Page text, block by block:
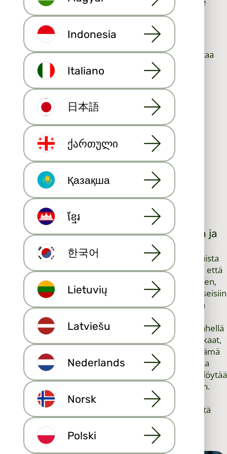
näkyvät asuntoportaaleissa.
Tarjoa vertailevia markkina-analyysejä
hinnoittelustrategioiden ohjaamiseksi.
Toimita läpinäkyvää ja luotettavaa tietoa, joka rakentaa
luottamusta ja pitkäaikaista asiakasuskollisuutta.
Myyjän näkyvyyden maksimointi
monilistauspalvelun (MLS) avulla
Kun listaat asunnon MLS:iin, se tavoittaa välittömästi
tuhansia potentiaalisia ostajia, sekä paikallisesti että
kansainvälisesti. Tämä tarkoittaa:
Nopeampi näkyvyys vakavissaan oleville ostajille.
Kilpailukykyisiä tarjouksia suuremmalta joukolta
potentiaalisia asiakkaita.
Maine välittäjänä, joka käyttää kaikkia mahdollisia
työkaluja asuntojen tehokkaaseen markkinointiin.
MLS useilla listaussivustoilla: Paikallinen ja
kansainvälinen näkyvyys
Yksi Multiple Listing Servicen (MLS) suurimmista eduista
on sen kyky jakaa asuntoilmoituksia sekä paikallisille että
kansainvälisille alustoille. Kun asunto ladataan MLS:een,
se ole vain yhdessä asuntoportaalissa – se menee useisiin
asuntoportaaleihin, mikä laajentaa näkyvyyttä paljon
paikallisten markkinoiden ulkopuolelle. Tämä laaja
näkyvyys varmistaa, että ilmoituksia näkevät paitsi lähellä
olevat ostajat, myös sijoittajat ja kansainväliset asiakkaat,
jotka tekevät hakuja verkossa. Kiinteistönvälittäjille tämä
luo tehokkaan markkinointikanavan: jokainen koti saa
laajemman näkyvyyden, mikä lisää mahdollisuuksia löytää
oikea ostaja nopeammin ja usein parempaan hintaan.
Hyödyntämällä MLS:n kiinteistönvälitysverkostoja
välittäjät voivat luottavaisin mielin kertoa myyjille, että
heidän kiinteistöään mainostetaan mahdollisimman
laajalle yleisölle.
Indonesia
Italiano
日本語
ქართული
Қазақша
ខ្មែរ
한국어
Lietuvių
Latviešu
Nederlands
Norsk
Polski